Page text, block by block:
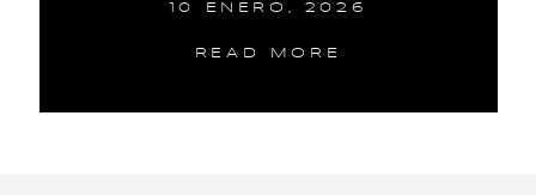
10 ENERO, 2026
READ MORE